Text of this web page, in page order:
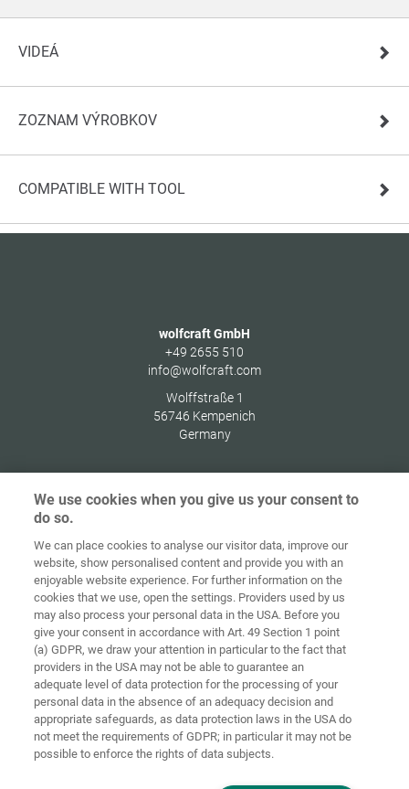
VIDEÁ
ZOZNAM VÝROBKOV
COMPATIBLE WITH TOOL
wolfcraft GmbH
+49 2655 510
info@wolfcraft.com
Wolffstraße 1
56746 Kempenich
Germany
Domov Kontakt Tiráž
osobných
údajov
VOP
Smernice pre
súbory cookie Prihlásiť
Accessibility
Statement
Nastavenia súborov cookie
We use cookies when you give us your consent to
do so.
We can place cookies to analyse our visitor data, improve our
website, show personalised content and provide you with an
enjoyable website experience. For further information on the
cookies that we use, open the settings. Providers used by us
may also process your personal data in the USA. Before you
give your consent in accordance with Art. 49 Section 1 point
(a) GDPR, we draw your attention in particular to the fact that
providers in the USA may not be able to guarantee an
adequate level of data protection for the processing of your
personal data in the absence of an adequacy decision and
appropriate safeguards, as data protection laws in the USA do
not meet the requirements of GDPR; in particular it may not be
possible to enforce the rights of data subjects.